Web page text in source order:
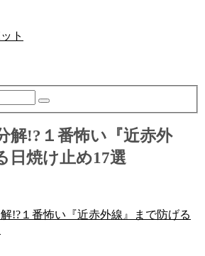
ト
解!?１番怖い『近赤外
日焼け止め17選
!?１番怖い『近赤外線』まで防げる